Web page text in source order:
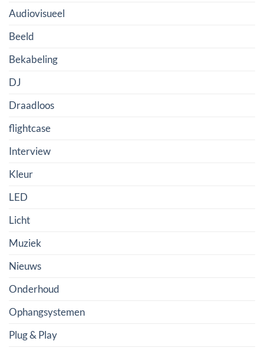
Audiovisueel
Beeld
Bekabeling
DJ
Draadloos
flightcase
Interview
Kleur
LED
Licht
Muziek
Nieuws
Onderhoud
Ophangsystemen
Plug & Play